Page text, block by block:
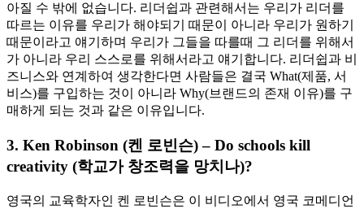
아질 수 밖에 없습니다. 리더쉽과 관련해서는 우리가 리더를
따르는 이유를 우리가 해야되기 때문이 아니라 우리가 원하기
때문이라고 얘기하며 우리가 그들을 따를때 그 리더를 위해서
가 아니라 우리 스스로를 위해서라고 얘기합니다. 리더쉽과 비
즈니스와 연계하여 생각한다면 사람들은 결국 What(제품, 서
비스)를 구입하는 것이 아니라 Why(브랜드의 존재 이유)를 구
매하게 되는 것과 같은 이유입니다.
3. Ken Robinson (켄 로빈슨) – Do schools kill
creativity (학교가 창조력을 망치나)?
영국의 교육학자인 켄 로빈슨은 이 비디오에서 영국 코메디언